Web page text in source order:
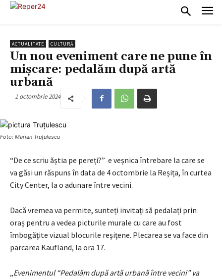
ACTUALITATE CULTURĂ
Un nou eveniment care ne pune în
mișcare: pedalăm după artă
urbană
1 octombrie 2024
Foto: Marian Truțulescu
“De ce scriu ăștia pe pereți?” e veșnica întrebare la care se
va găsi un răspuns în data de 4 octombrie la Reșița, în curtea
City Center, la o adunare între vecini.
Dacă vremea va permite, sunteți invitați să pedalați prin
oraș pentru a vedea picturile murale cu care au fost
îmbogățite vizual blocurile reșițene. Plecarea se va face din
parcarea Kaufland, la ora 17.
Evenimentul “Pedalăm după artă urbană între vecini” va